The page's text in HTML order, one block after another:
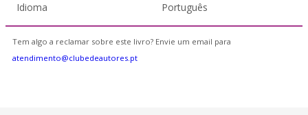
Idioma Português
Tem algo a reclamar sobre este livro? Envie um email para
atendimento@clubedeautores.pt